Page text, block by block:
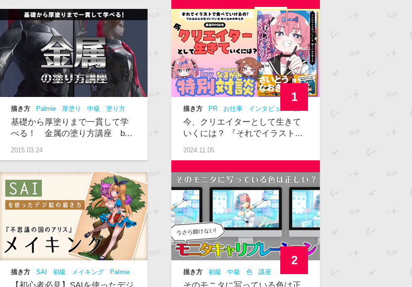
描き方 Palmie 厚塗り 中級
塗り方
動画
基礎から厚塗りまで一貫して学
べる！ 金属の塗り方講座 b...
2015.03.24
描き方 SAI 初級 メイキング
Palmie
動画
描き方
描き方 PR お仕事 インタビュー
級
中級
今、クリエイターとして生きて
いくには？ 『それでイラスト...
2024.11.05
1
描き方 初級 中級 色 講座
2